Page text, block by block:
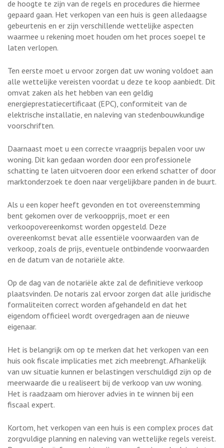
de hoogte te zijn van de regels en procedures die hiermee
gepaard gaan. Het verkopen van een huis is geen alledaagse
gebeurtenis en er zijn verschillende wettelijke aspecten
waarmee u rekening moet houden om het proces soepel te
laten verlopen.
Ten eerste moet u ervoor zorgen dat uw woning voldoet aan
alle wettelijke vereisten voordat u deze te koop aanbiedt. Dit
omvat zaken als het hebben van een geldig
energieprestatiecertificaat (EPC), conformiteit van de
elektrische installatie, en naleving van stedenbouwkundige
voorschriften.
Daarnaast moet u een correcte vraagprijs bepalen voor uw
woning. Dit kan gedaan worden door een professionele
schatting te laten uitvoeren door een erkend schatter of door
marktonderzoek te doen naar vergelijkbare panden in de buurt.
Als u een koper heeft gevonden en tot overeenstemming
bent gekomen over de verkoopprijs, moet er een
verkoopovereenkomst worden opgesteld. Deze
overeenkomst bevat alle essentiële voorwaarden van de
verkoop, zoals de prijs, eventuele ontbindende voorwaarden
en de datum van de notariële akte.
Op de dag van de notariële akte zal de definitieve verkoop
plaatsvinden. De notaris zal ervoor zorgen dat alle juridische
formaliteiten correct worden afgehandeld en dat het
eigendom officieel wordt overgedragen aan de nieuwe
eigenaar.
Het is belangrijk om op te merken dat het verkopen van een
huis ook fiscale implicaties met zich meebrengt. Afhankelijk
van uw situatie kunnen er belastingen verschuldigd zijn op de
meerwaarde die u realiseert bij de verkoop van uw woning.
Het is raadzaam om hierover advies in te winnen bij een
fiscaal expert.
Kortom, het verkopen van een huis is een complex proces dat
zorgvuldige planning en naleving van wettelijke regels vereist.